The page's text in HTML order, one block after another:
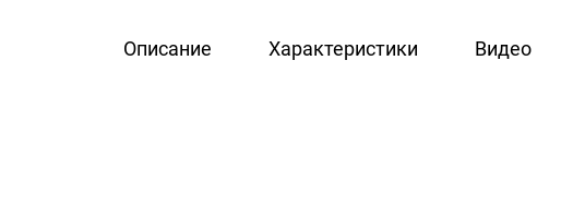
Описание Характеристики Видео